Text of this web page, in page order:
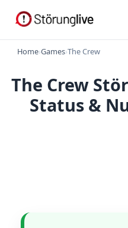
Home›Games›The Crew
The Crew
Status &